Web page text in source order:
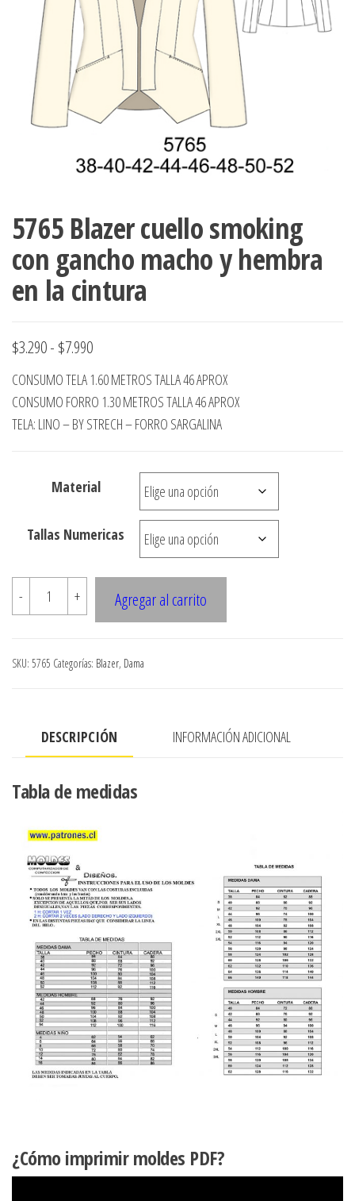
accumark ,
pdf , Moldes
Gerber ,
ropa,
Graduaciones,
Ploteo y
Digitalización
accumark,
Moldes en
pdf, Moldes
Accumark
Santiago-
Chile.
5765 Blazer cuello smoking
con gancho macho y hembra
en la cintura
$3.290- $7.990Rango
de
precios:
desde
hasta
CONSUMO TELA 1.60 METROS TALLA 46 APROX
CONSUMO FORRO 1.30 METROS TALLA 46 APROX
TELA: LINO – BY STRECH – FORRO SARGALINA
Material
Tallas Numericas
-
5765
Blazer
smoking
en
cintura
cantidad
+ Agregar al carrito
SKU: 5765 Categorías: Blazer, Dama
DESCRIPCIÓN INFORMACIÓN ADICIONAL
Tabla de medidas
¿Cómo imprimir moldes PDF?